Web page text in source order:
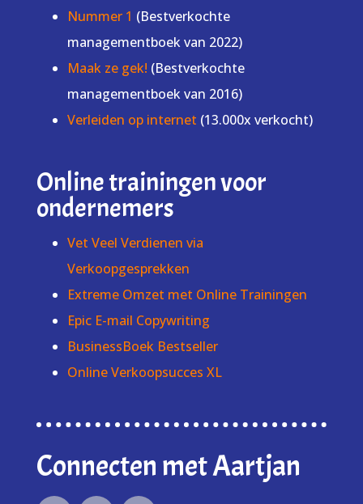
Nummer 1 (Bestverkochte
managementboek van 2022)
Maak ze gek! (Bestverkochte
managementboek van 2016)
Verleiden op internet (13.000x verkocht)
Online trainingen voor
ondernemers
Vet Veel Verdienen via
Verkoopgesprekken
Extreme Omzet met Online Trainingen
Epic E-mail Copywriting
BusinessBoek Bestseller
Online Verkoopsucces XL
Connecten met Aartjan